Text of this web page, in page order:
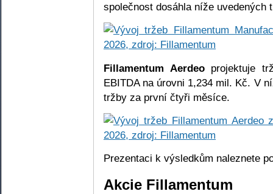
společnost dosáhla níže uvedených
Fillamentum Aerdeoprojektuje
EBITDA na úrovni 1,234 mil. Kč. V
tržby za první čtyři měsíce.
Prezentaci k výsledkům naleznete
Akcie Fillamentum